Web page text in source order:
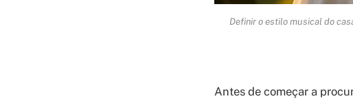
Definir o estilo musical do
Antes de começar a